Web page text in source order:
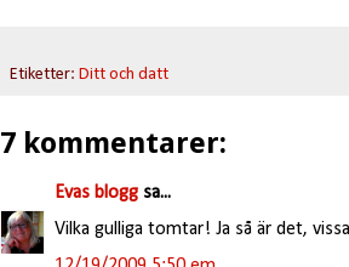
Etiketter: Ditt och datt
7 kommentarer:
Evas bloggsa...
Vilka gulliga tomtar! Ja så är det,